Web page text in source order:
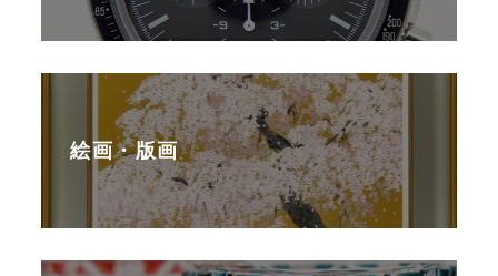
絵画・版画